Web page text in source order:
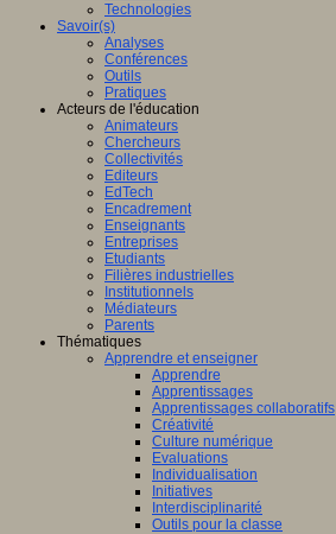
Technologies
Savoir(s)
Analyses
Conférences
Outils
Pratiques
Acteurs de l'éducation
Animateurs
Chercheurs
Collectivités
Editeurs
EdTech
Encadrement
Enseignants
Entreprises
Etudiants
Filières industrielles
Institutionnels
Médiateurs
Parents
Thématiques
Apprendre et enseigner
Apprendre
Apprentissages
Apprentissages collaboratifs
Créativité
Culture numérique
Evaluations
Individualisation
Initiatives
Interdisciplinarité
Outils pour la classe